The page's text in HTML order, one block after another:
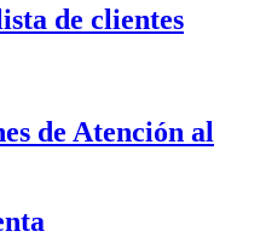
de clientes
de Atención al